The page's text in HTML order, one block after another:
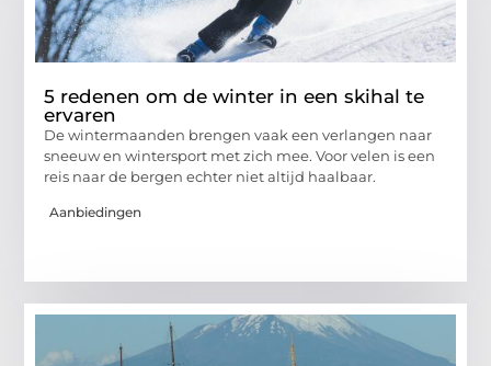
5 redenen om de winter in een skihal te
ervaren
De wintermaanden brengen vaak een verlangen naar
sneeuw en wintersport met zich mee. Voor velen is een
reis naar de bergen echter niet altijd haalbaar.
Aanbiedingen